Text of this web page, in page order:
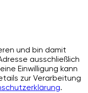
und bin damit
ausschließlich
Einwilligung kann
zur Verarbeitung
.